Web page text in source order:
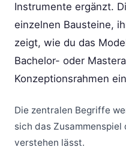
Instrumente ergänzt.
einzelnen Bausteine,
zeigt, wie du das
Bachelor- oder
Konzeptionsrahmen
Die zentralen Begriffe
sich das
verstehen lässt.